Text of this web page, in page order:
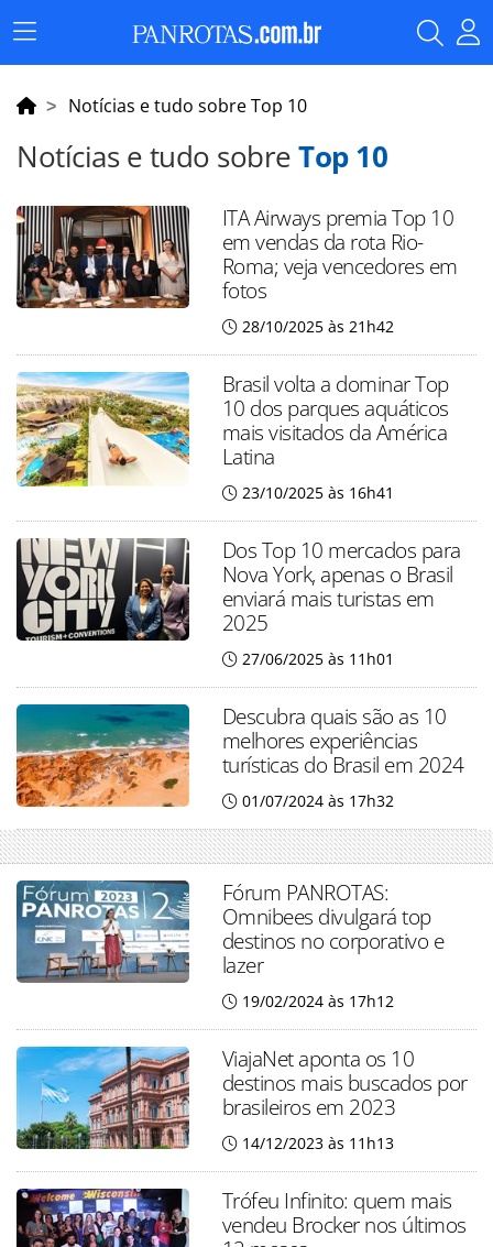
Menu
Principal
Notícias e tudo sobre Top 10
Notícias e tudo sobreTop 10
ITA Airways premia Top 10
em vendas da rota Rio-
Roma; veja vencedores em
fotos
28/10/2025 às 21h42
Brasil volta a dominar Top
10 dos parques aquáticos
mais visitados da América
Latina
23/10/2025 às 16h41
Dos Top 10 mercados para
Nova York, apenas o Brasil
enviará mais turistas em
2025
27/06/2025 às 11h01
Descubra quais são as 10
melhores experiências
turísticas do Brasil em 2024
01/07/2024 às 17h32
Fórum PANROTAS:
Omnibees divulgará top
destinos no corporativo e
lazer
19/02/2024 às 17h12
ViajaNet aponta os 10
destinos mais buscados por
brasileiros em 2023
14/12/2023 às 11h13
Trófeu Infinito: quem mais
vendeu Brocker nos últimos